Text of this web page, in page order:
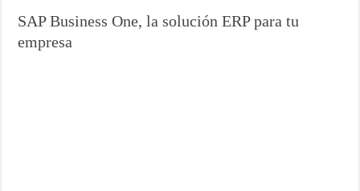
SAP Business One, la solución ERP para tu
empresa